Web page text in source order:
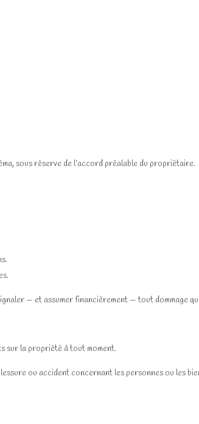
sous réserve de l’accord préalable du propriétaire.
— et assumer financièrement — tout dommage
sur la propriété à tout moment.
ou accident concernant les personnes ou les